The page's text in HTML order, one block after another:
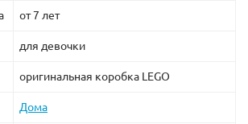
от 7 лет
для девочки
оригинальная коробка LEGO
Дома